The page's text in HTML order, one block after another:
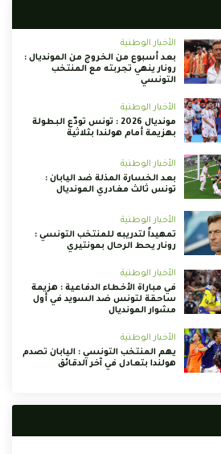
الأخبار الوطنية
بعد أسبوع من الخروج من المونديال :
رونار ينهي تجربته مع المنتخب
التونسي
الأخبار الوطنية
مونديال 2026 : تونس تودّع البطولة
بهزيمة أمام هولندا بثلاثية
الأخبار الوطنية
بعد الخسارة المذلة ضد اليابان :
تونس ثالث مغادري المونديال
الأخبار الوطنية
تمهيداً لتدريبه للمنتخب التونسي :
رونار يحط الرحال بمونتيري
الأخبار الوطنية
في مباراة الأخطاء الدفاعية : هزيمة
ساحقة لتونس ضد السويد في أول
مشوار المونديال
الأخبار الوطنية
يهم المنتخب التونسي : اليابان تصدم
هولندا بتعادل في آخر الدقائق